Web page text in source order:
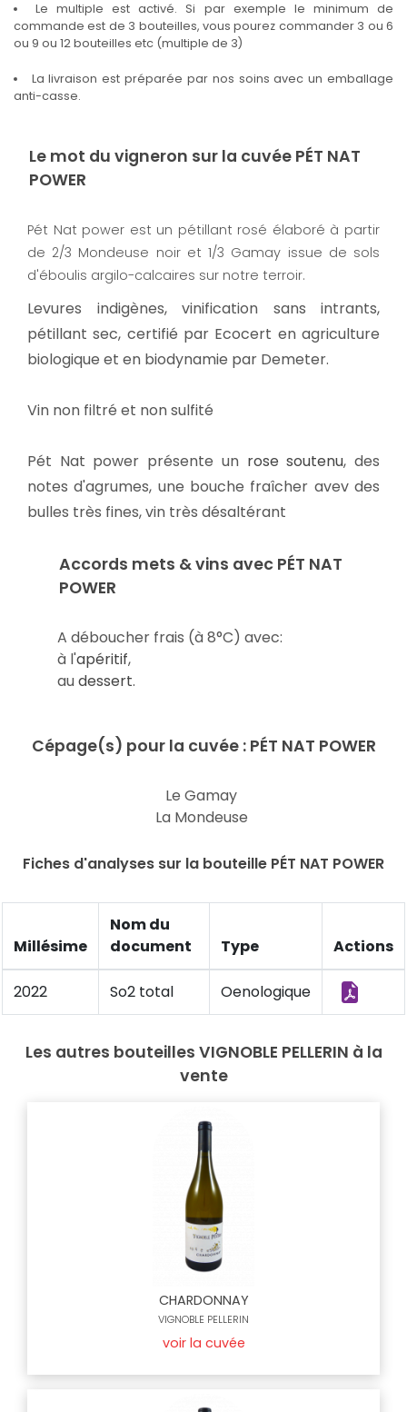
Le multiple est activé. Si par exemple le minimum de
commande est de 3 bouteilles, vous pourez commander 3 ou 6
ou 9 ou 12 bouteilles etc (multiple de 3)
La livraison est préparée par nos soins avec un emballage
anti-casse.
Le mot du vigneron sur la cuvée PÉT NAT
POWER
Pét Nat power est un pétillant rosé élaboré à partir
de 2/3 Mondeuse noir et 1/3 Gamay issue de sols
d'éboulis argilo-calcaires sur notre terroir.
Levures indigènes, vinification sans intrants,
pétillant sec, certifié par Ecocert en agriculture
biologique et en biodynamie par Demeter.
Vin non filtré et non sulfité
Pét Nat power présente un rose soutenu, des
notes d'agrumes, une bouche fraîcher avev des
bulles très fines, vin très désaltérant
Accords mets & vins avec PÉT NAT
POWER
A déboucher frais (à 8°C) avec:
à l'apéritif,
audessert.
Cépage(s) pour la cuvée : PÉT NAT POWER
Le Gamay
La Mondeuse
Fiches d'analyses sur la bouteille PÉT NAT POWER
Millésime
Nom du
document
Type Actions
2022 So2 total Oenologique
Les autres bouteilles VIGNOBLE PELLERIN à la
vente
CHARDONNAY
VIGNOBLE PELLERIN
voir la cuvée